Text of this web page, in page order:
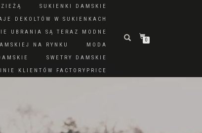
SUKIENKI DAMSKIE
DEKOLTÓW W SUKIENKACH
UBRANIA SĄ TERAZ MODNE
NA RYNKU
MODA
SWETRY DAMSKIE
KLIENTÓW FACTORYPRICE
0